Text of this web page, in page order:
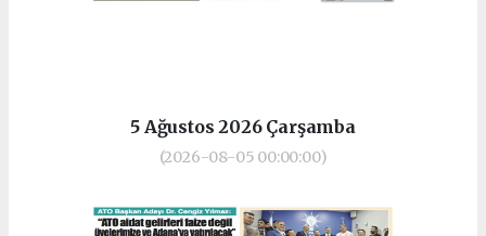
5 Ağustos 2026 Çarşamba
(2026-08-05 00:00:00)